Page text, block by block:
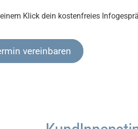
Klick dein kostenfreies
vereinbaren